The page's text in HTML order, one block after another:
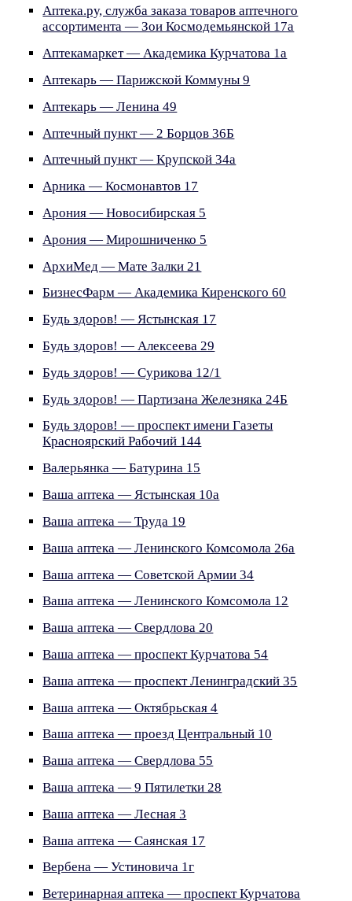
Аптека.ру, служба заказа товаров аптечного
ассортимента — Зои Космодемьянской 17а
Аптекамаркет — Академика Курчатова 1а
Аптекарь — Парижской Коммуны 9
Аптекарь — Ленина 49
Аптечный пункт — 2 Борцов 36Б
Аптечный пункт — Крупской 34а
Арника — Космонавтов 17
Арония — Новосибирская 5
Арония — Мирошниченко 5
АрхиМед — Мате Залки 21
БизнесФарм — Академика Киренского 60
Будь здоров! — Ястынская 17
Будь здоров! — Алексеева 29
Будь здоров! — Сурикова 12/1
Будь здоров! — Партизана Железняка 24Б
Будь здоров! — проспект имени Газеты
Красноярский Рабочий 144
Валерьянка — Батурина 15
Ваша аптека — Ястынская 10а
Ваша аптека — Труда 19
Ваша аптека — Ленинского Комсомола 26а
Ваша аптека — Советской Армии 34
Ваша аптека — Ленинского Комсомола 12
Ваша аптека — Свердлова 20
Ваша аптека — проспект Курчатова 54
Ваша аптека — проспект Ленинградский 35
Ваша аптека — Октябрьская 4
Ваша аптека — проезд Центральный 10
Ваша аптека — Свердлова 55
Ваша аптека — 9 Пятилетки 28
Ваша аптека — Лесная 3
Ваша аптека — Саянская 17
Вербена — Устиновича 1г
Ветеринарная аптека — проспект Курчатова